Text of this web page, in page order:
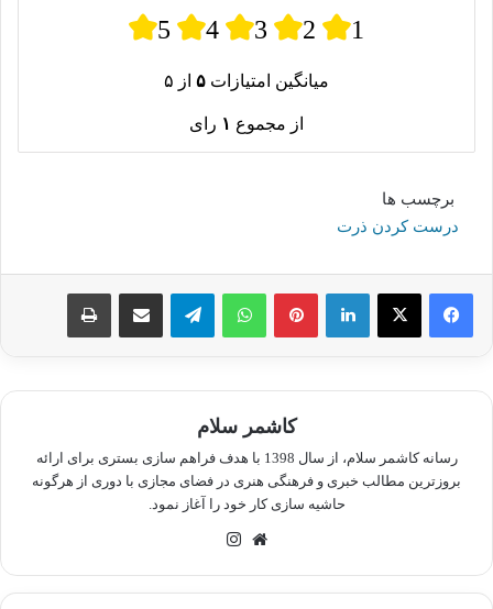
5 4 3 2 1
میانگین امتیازات ۵ از ۵
از مجموع ۱ رای
برچسب ها
درست کردن ذرت
لینکدین پینترستواتس آپ تلگرام اشتراک گذاری از طریق ایمیل چاپ
کاشمر سلام
رسانه کاشمر سلام، از سال 1398 با هدف فراهم سازی بستری برای ارائه
بروزترین مطالب خبری و فرهنگی هنری در فضای مجازی با دوری از هرگونه
حاشیه سازی کار خود را آغاز نمود.
وبسایت